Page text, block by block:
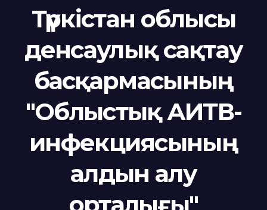
Түркістан облысы
денсаулық сақтау
басқармасының
"Облыстық АИТВ-
инфекциясының
алдын алу